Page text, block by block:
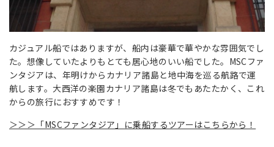
カジュアル船ではありますが、船内は豪華で華やかな雰囲気でし
た。想像していたよりもとても居心地のいい船でした。MSCファ
ンタジアは、年明けからカナリア諸島と地中海を巡る航路で運
航します。大西洋の楽園カナリア諸島は冬でもあたたかく、これ
からの旅行におすすめです！
＞＞＞「MSCファンタジア」に乗船するツアーはこちらから！